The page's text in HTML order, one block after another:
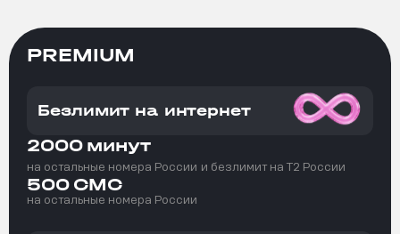
PREMIUM
Безлимит на интернет
2000 минут
на остальные номера России и безлимит на T2 России
500 СМС
на остальные номера России